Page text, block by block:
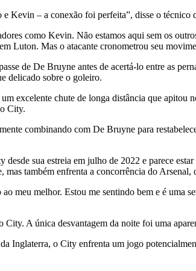
Kevin – a conexão foi perfeita”, disse o técnico
como Kevin. Não estamos aqui sem os
Luton. Mas o atacante cronometrou seu
de De Bruyne antes de acertá-lo entre as
delicado sobre o goleiro.
excelente chute de longa distância que
City.
combinando com De Bruyne para
sua estreia em julho de 2022 e parece
também enfrenta a concorrência do Arsenal,
meu melhor. Estou me sentindo bem e é uma
A única desvantagem da noite foi uma
Inglaterra, o City enfrenta um jogo